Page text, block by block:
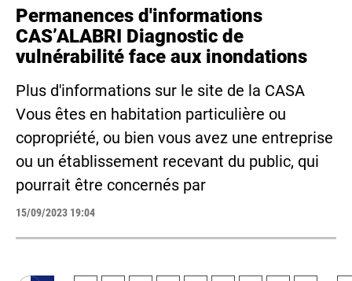
Permanences d'informations
CAS’ALABRI Diagnostic de
vulnérabilité face aux inondations
Plus d'informations sur le site de la CASA
Vous êtes en habitation particulière ou
copropriété, ou bien vous avez une entreprise
ou un établissement recevant du public, qui
pourrait être concernés par
15/09/2023 19:04